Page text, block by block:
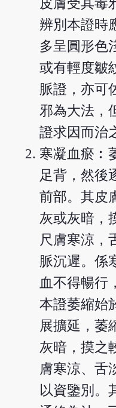
皮膚受其毒
辨別本證時
多呈圓形色
或有輕度皺
脈證，亦可
邪為大法，
證求因而治
寒凝血瘀︰
足背，然後
前部。其皮
灰或灰暗，
尺膚寒涼，
脈沉遲。係
血不得暢行
本證萎縮始
展擴延，萎
灰暗，摸之
膚寒涼、舌
以資鑒別。